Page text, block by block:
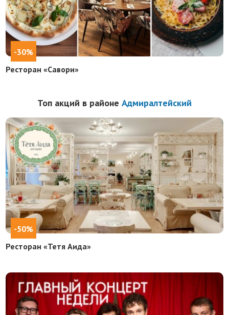
-30%
Ресторан «Савори»
Топ акций в районе Адмиралтейский
-50%
Ресторан «Тетя Аида»